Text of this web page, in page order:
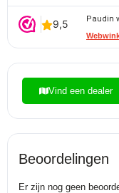
Paudin
Vind een dealer
Beoordelingen
Er zijn nog geen